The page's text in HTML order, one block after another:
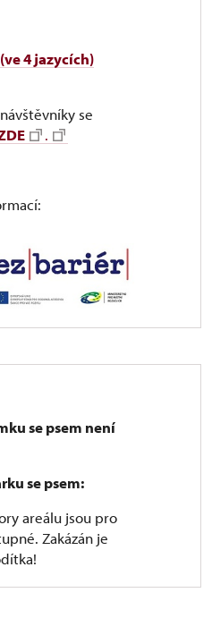
4 jazycích)
se
.
se psem není
se psem:
areálu jsou pro
Zakázán je